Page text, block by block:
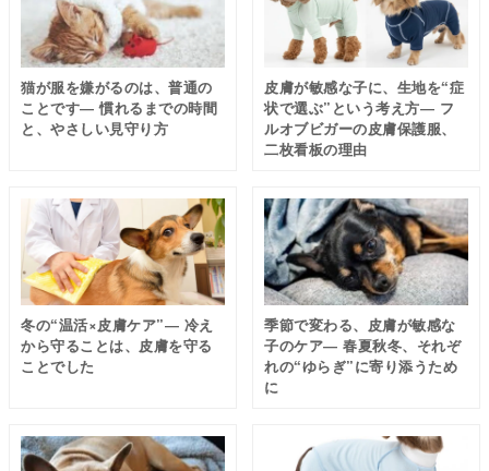
皮膚トラブルについてのnote記事一覧 →
猫が服を嫌がるのは、普通の
ことです― 慣れるまでの時間
と、やさしい見守り方
皮膚が敏感な子に、生地を“症
状で選ぶ”という考え方― フ
ルオブビガーの皮膚保護服、
二枚看板の理由
冬の“温活×皮膚ケア”― 冷え
から守ることは、皮膚を守る
ことでした
季節で変わる、皮膚が敏感な
子のケア― 春夏秋冬、それぞ
れの“ゆらぎ”に寄り添うため
に